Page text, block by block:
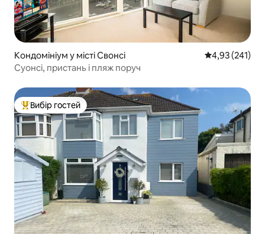
Кондомініум у місті Свонсі Середня
4,93 (241)
Суонсі, пристань і пляж поруч
Топ вибір гостей
Вибір гостей